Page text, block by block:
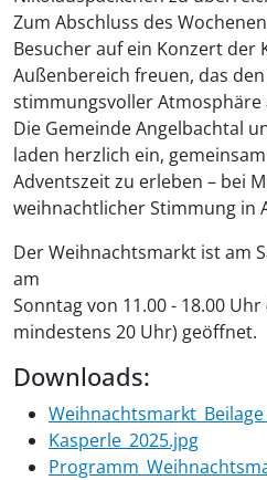
Zum Abschluss des
Besucher auf ein Konzert der
Außenbereich freuen, das
stimmungsvoller Atmosphäre
Die Gemeinde Angelbachtal
laden herzlich ein,
Adventszeit zu erleben – bei
weihnachtlicher Stimmung in
Der Weihnachtsmarkt ist am
am
Sonntag von 11.00 - 18.00
mindestens 20 Uhr) geöffnet.
Downloads:
Kasperle_2025.jpg